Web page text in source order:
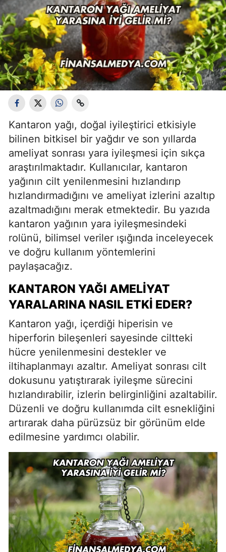
Kantaron yağı, doğal iyileştirici etkisiyle
bilinen bitkisel bir yağdır ve son yıllarda
ameliyat sonrası yara iyileşmesi için sıkça
araştırılmaktadır. Kullanıcılar, kantaron
yağının cilt yenilenmesini hızlandırıp
hızlandırmadığını ve ameliyat izlerini azaltıp
azaltmadığını merak etmektedir. Bu yazıda
kantaron yağının yara iyileşmesindeki
rolünü, bilimsel veriler ışığında inceleyecek
ve doğru kullanım yöntemlerini
paylaşacağız.
KANTARON YAĞI AMELIYAT
YARALARINA NASIL ETKI EDER?
Kantaron yağı, içerdiği hiperisin ve
hiperforin bileşenleri sayesinde ciltteki
hücre yenilenmesini destekler ve
iltihaplanmayı azaltır. Ameliyat sonrası cilt
dokusunu yatıştırarak iyileşme sürecini
hızlandırabilir, izlerin belirginliğini azaltabilir.
Düzenli ve doğru kullanımda cilt esnekliğini
artırarak daha pürüzsüz bir görünüm elde
edilmesine yardımcı olabilir.